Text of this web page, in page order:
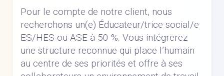
Pour le compte de notre client, nous
recherchons un(e) Éducateur/trice social/e
ES/HES ou ASE à 50 %. Vous intégrerez
une structure reconnue qui place l’humain
au centre de ses priorités et offre à ses